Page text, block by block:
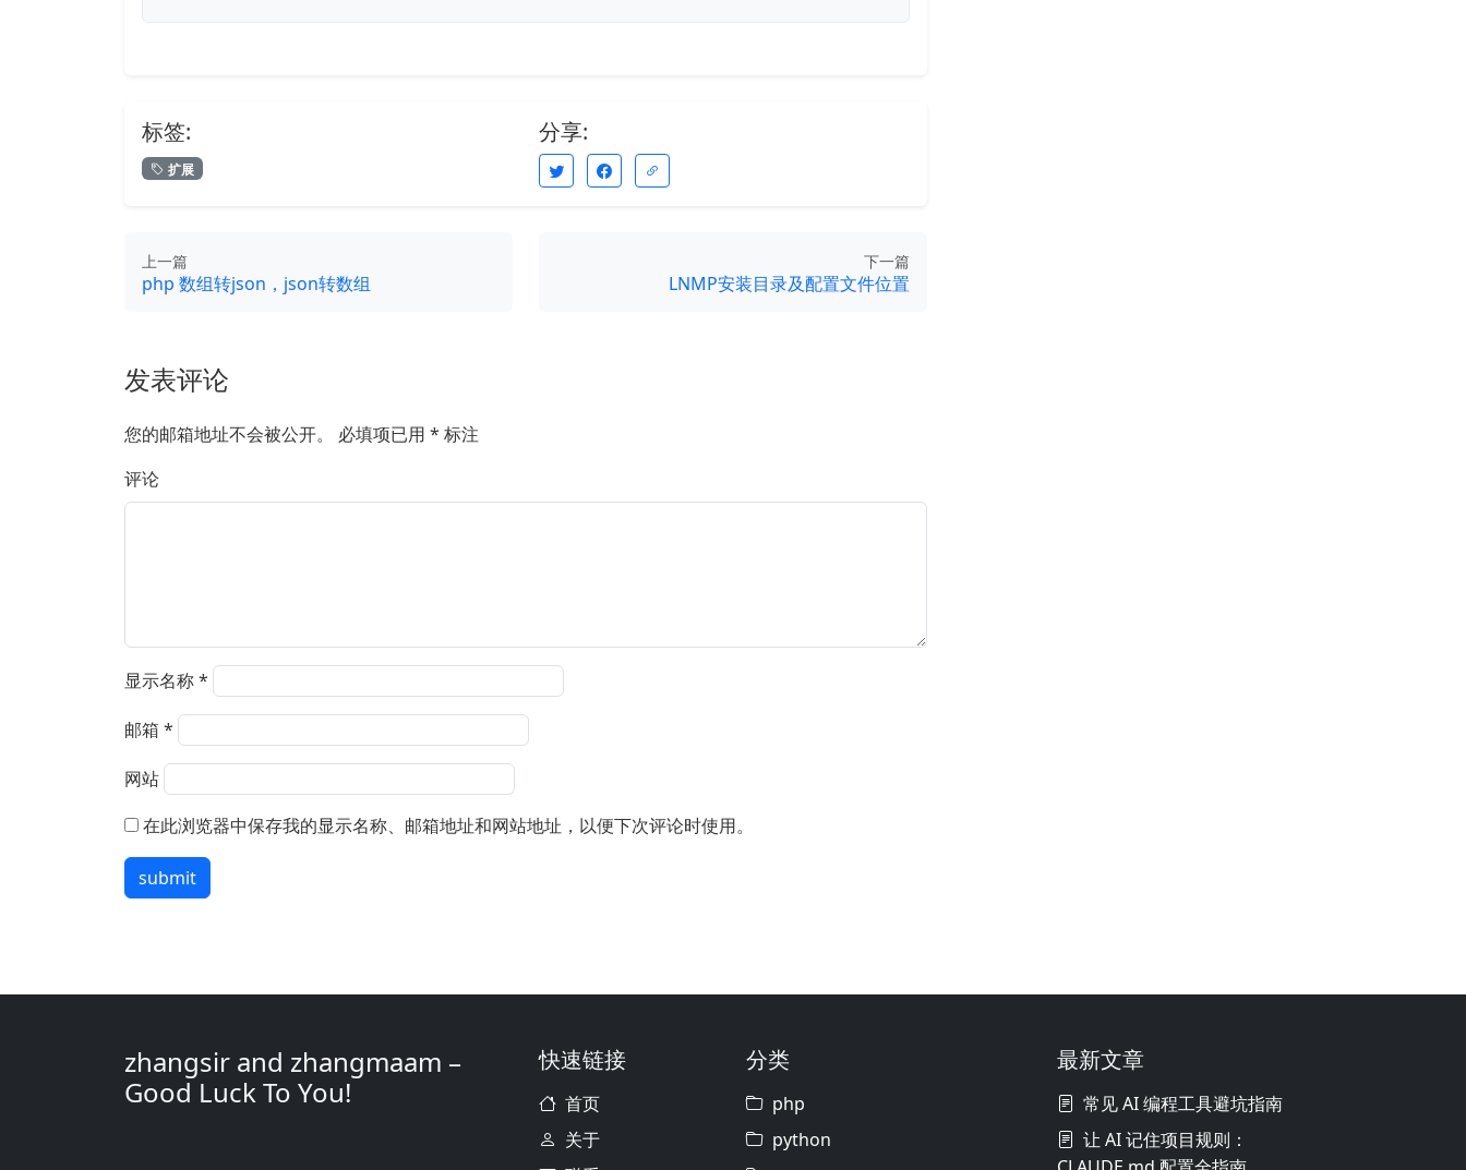
标签:
扩展
分享:
上一篇
php 数组转json，json转数组
下一篇
LNMP安装目录及配置文件位置
发表评论
您的邮箱地址不会被公开。 必填项已用 * 标注
评论
显示名称*
邮箱 *
网站
在此浏览器中保存我的显示名称、邮箱地址和网站地址，以便下次评论时使用。
submit
zhangsir and zhangmaam –
Good Luck To You!
快速链接
首页
关于
分类
php
python
最新文章
常见 AI 编程工具避坑指南
让 AI 记住项目规则：